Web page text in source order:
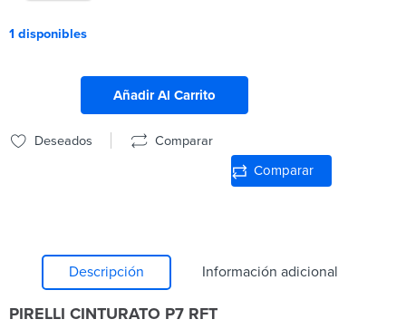
1 disponibles
Añadir Al Carrito
Deseados Comparar
Comparar
Descripción Información adicional
PIRELLI CINTURATO P7 RFT